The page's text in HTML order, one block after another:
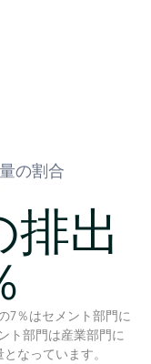
の割合
出
7％はセメント部門に
ト部門は産業部門に
なっています。